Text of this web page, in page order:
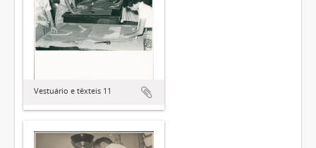
Vestuário e têxteis 11